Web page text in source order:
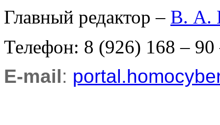
Главный редактор – В. А.
Телефон: 8 (926) 168 – 90
E-mail: